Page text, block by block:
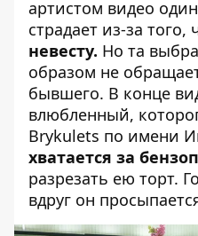
артистом видео
страдает из-за того,
невесту. Но та
образом не
бывшего. В конце
влюбленный,
Brykulets по имени
хватается за
разрезать ею торт.
вдруг он